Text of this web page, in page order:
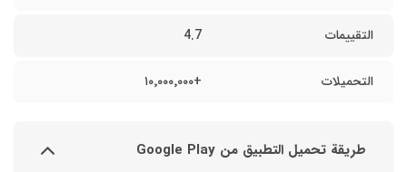
التقييمات 4.7
التحميلات +١٠٬٠٠٠٬٠٠٠
طريقة تحميل التطبيق من Google Play